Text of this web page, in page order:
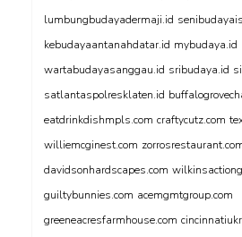
lumbungbudayadermaji.id
kebudayaantanahdatar.id mybudaya.id
wartabudayasanggau.id sribudaya.id
satlantaspolresklaten.id
eatdrinkdishmpls.com craftycutz.com
williemcginest.com
davidsonhardscapes.com
guiltybunnies.com acemgmtgroup.com
greeneacresfarmhouse.com